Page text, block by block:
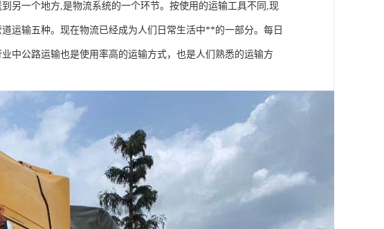
另一个地方,是物流系统的一个环节。按使用的运输工具不同,现
运输五种。现在物流已经成为人们日常生活中**的一部分。每日
中公路运输也是使用率高的运输方式，也是人们熟悉的运输方